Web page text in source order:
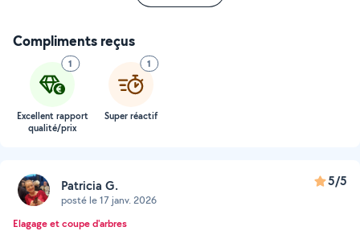
Compliments reçus
1
Excellent rapport
qualité/prix
1
Super réactif
Patricia G.
posté le 17 janv. 2026
5/5
Elagage et coupe d'arbres